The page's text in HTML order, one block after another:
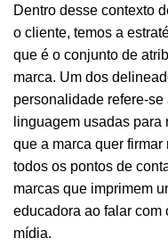
Dentro desse contexto
o cliente, temos a
que é o conjunto de
marca. Um dos
personalidade refere-
linguagem usadas
que a marca quer
todos os pontos de
marcas que imprimem
educadora ao falar com
mídia.